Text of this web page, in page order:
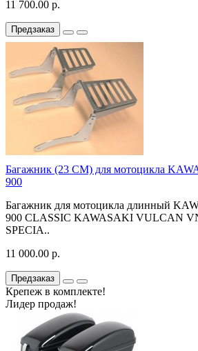
11 700.00 р.
Предзаказ
Багажник (23 СМ) для мотоцикла
900
Багажник для мотоцикла длинный
900 CLASSIC KAWASAKI VULCAN
SPECIA..
11 000.00 р.
Предзаказ
Крепеж в комплекте!
Лидер продаж!